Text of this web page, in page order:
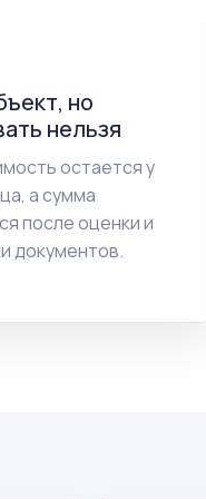
но
нельзя
остается у
а сумма
после оценки и
документов.